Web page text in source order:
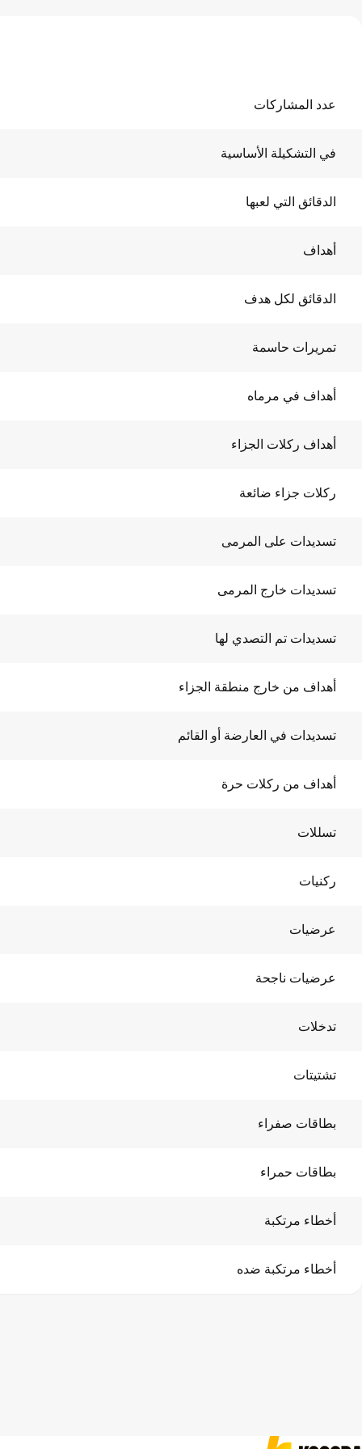
عدد المشاركات
في التشكيلة الأساسية
الدقائق التي لعبها
أهداف
الدقائق لكل هدف
تمريرات حاسمة
أهداف في مرماه
أهداف ركلات الجزاء
ركلات جزاء ضائعة
تسديدات على المرمى
تسديدات خارج المرمى
تسديدات تم التصدي لها
أهداف من خارج منطقة الجزاء
تسديدات في العارضة أو القائم
أهداف من ركلات حرة
تسللات
ركنيات
عرضيات
عرضيات ناجحة
تدخلات
تشتيتات
بطاقات صفراء
بطاقات حمراء
أخطاء مرتكبة
أخطاء مرتكبة ضده